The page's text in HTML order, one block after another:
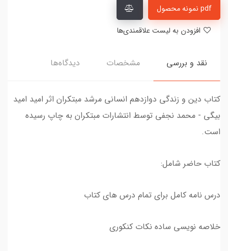
pdf نمونه محصول
نقد و بررسی مشخصات دیدگاه‌ها
کتاب دین و زندگی دوازدهم انسانی مرشد مبتکران اثر امید امید
بیگی - محمد نجفی توسط انتشارات مبتکران به چاپ رسیده
است.
کتاب حاضر شامل:
درس نامه کامل برای تمام درس های کتاب
خلاصه نویسی ساده نکات کنکوری